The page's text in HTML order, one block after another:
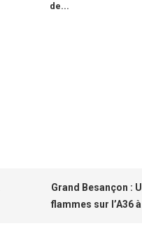
de...
Grand Besançon :
flammes sur l’A36